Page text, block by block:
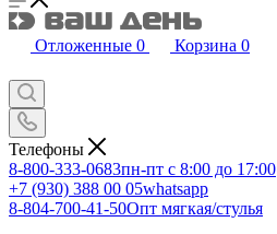
Отложенные 0 Корзина 0
Телефоны
8-800-333-0683пн-пт с 8:00 до 17:00
+7 (930) 388 00 05whatsapp
8-804-700-41-50Опт мягкая/стулья